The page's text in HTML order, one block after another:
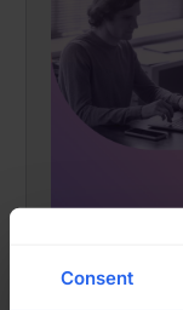
Consent